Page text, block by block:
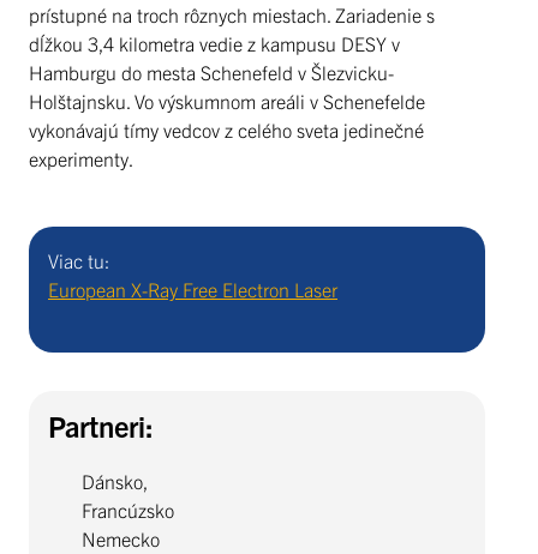
prístupné na troch rôznych miestach. Zariadenie s
dĺžkou 3,4 kilometra vedie z kampusu DESY v
Hamburgu do mesta Schenefeld v Šlezvicku-
Holštajnsku. Vo výskumnom areáli v Schenefelde
vykonávajú tímy vedcov z celého sveta jedinečné
experimenty.
Viac tu:
European X-Ray Free Electron Laser
Partneri:
Dánsko,
Francúzsko
Nemecko